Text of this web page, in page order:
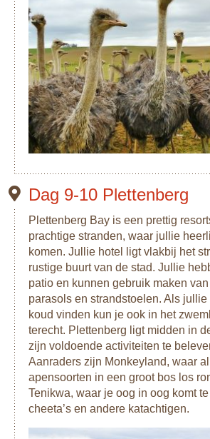
Dag 9-10 Plettenberg
Plettenberg Bay is een prettig
prachtige stranden, waar jullie
komen. Jullie hotel ligt vlakbij het
rustige buurt van de stad. Jullie
patio en kunnen gebruik maken
parasols en strandstoelen. Als
koud vinden kun je ook in het
terecht. Plettenberg ligt midden in
zijn voldoende activiteiten te
Aanraders zijn Monkeyland, waar
apensoorten in een groot bos los
Tenikwa, waar je oog in oog komt
cheeta’s en andere katachtigen.